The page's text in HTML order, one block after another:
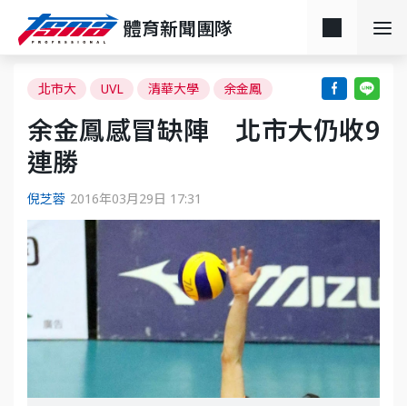
體育新聞團隊
北市大 UVL 清華大學 余金鳳
余金鳳感冒缺陣 北市大仍收9
連勝
倪芝蓉 2016年03月29日 17:31